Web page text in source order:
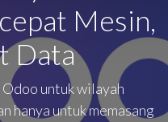
Mesin,
Data
untuk wilayah
hanya untuk memasang